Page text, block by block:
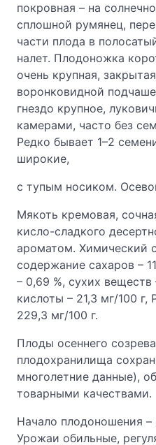
покровная – на
сплошной румянец,
части плода в
налет. Плодоножка
очень крупная,
воронковидной
гнездо крупное,
камерами, часто без
Редко бывает 1–2
широкие,
с тупым носиком.
Мякоть кремовая,
кисло-сладкого
ароматом. Химический
содержание сахаров –
– 0,69 %, сухих веществ
кислоты – 21,3 мг/100 г,
229,3 мг/100 г.
Плоды осеннего
плодохранилища
многолетние данные),
товарными качествами.
Начало плодоношения
Урожаи обильные,